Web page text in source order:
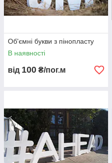
Об'ємні букви з пінопласту
В наявності
від 100 ₴/пог.м